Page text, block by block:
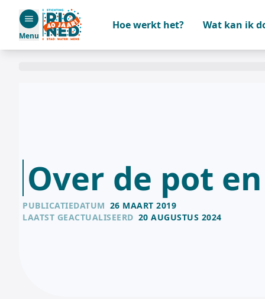
Menu
Hoe werkt het? Wat kan ik
Over de pot
PUBLICATIEDATUM 26 MAART 2019
LAATST GEACTUALISEERD 20 AUGUSTUS 2024